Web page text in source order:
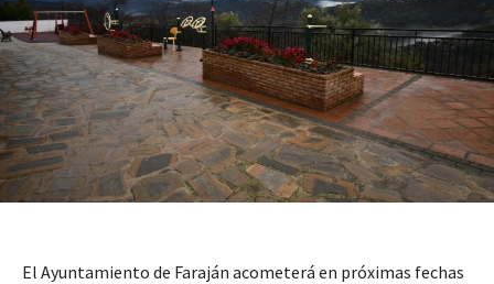
El Ayuntamiento de Faraján acometerá en próximas fechas